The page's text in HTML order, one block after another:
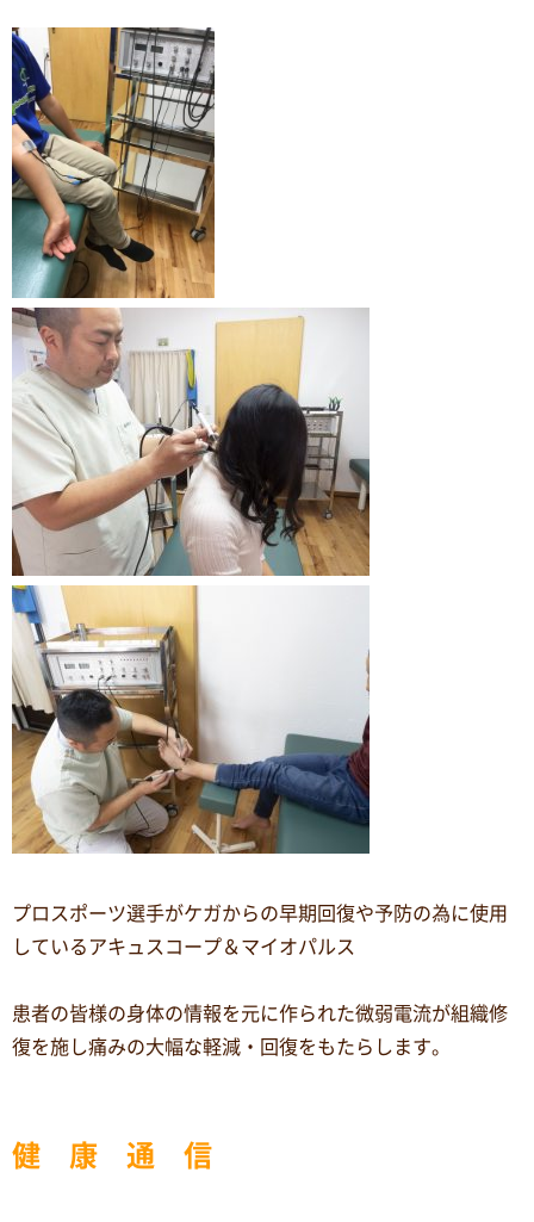
プロスポーツ選手がケガからの早期回復や予防の為に使用
しているアキュスコープ＆マイオパルス
患者の皆様の身体の情報を元に作られた微弱電流が組織修
復を施し痛みの大幅な軽減・回復をもたらします。
健 康 通 信